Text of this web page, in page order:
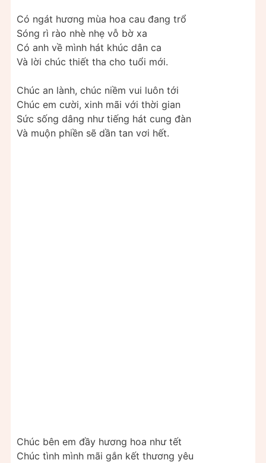
Có ngát hương mùa hoa cau đang trổ
Sóng rì rào nhè nhẹ vỗ bờ xa
Có anh về mình hát khúc dân ca
Và lời chúc thiết tha cho tuổi mới.
Chúc an lành, chúc niềm vui luôn tới
Chúc em cười, xinh mãi với thời gian
Sức sống dâng như tiếng hát cung đàn
Và muộn phiền sẽ dần tan vơi hết.
Chúc bên em đầy hương hoa như tết
Chúc tình mình mãi gắn kết thương yêu